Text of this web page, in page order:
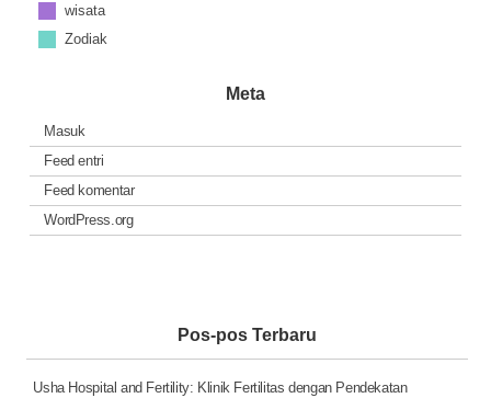
wisata
Zodiak
Meta
Masuk
Feed entri
Feed komentar
WordPress.org
Pos-pos Terbaru
Usha Hospital and Fertility: Klinik Fertilitas dengan Pendekatan